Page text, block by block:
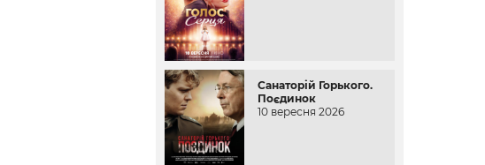
Санаторій Горького.
Поєдинок
10 вересня 2026